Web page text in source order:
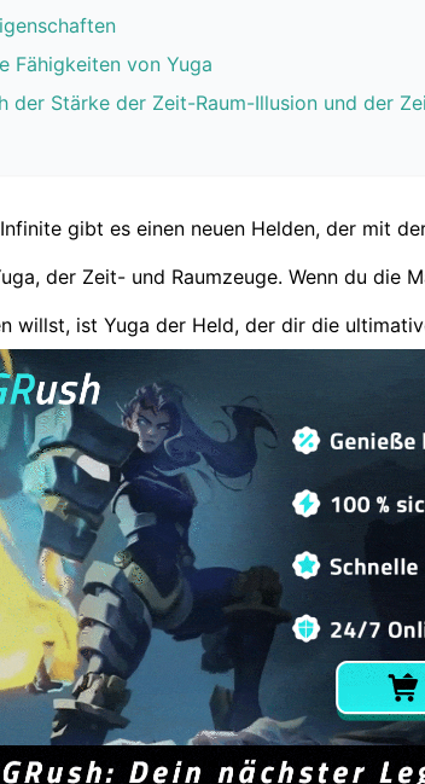
Fähigkeiten von Yuga
der Stärke der Zeit-Raum-Illusion und der
gibt es einen neuen Helden, der mit
der Zeit- und Raumzeuge. Wenn du die
willst, ist Yuga der Held, der dir die